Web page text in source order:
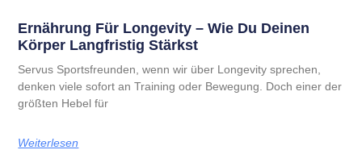
Ernährung Für Longevity – Wie Du Deinen
Körper Langfristig Stärkst
Servus Sportsfreunden, wenn wir über Longevity sprechen,
denken viele sofort an Training oder Bewegung. Doch einer der
größten Hebel für
Weiterlesen